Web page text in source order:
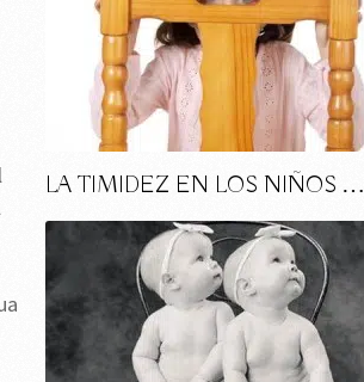
LA TIMIDEZ EN LOS NIÑOS …